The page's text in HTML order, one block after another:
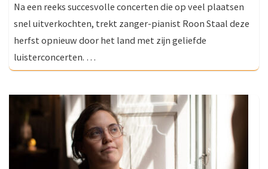
Na een reeks succesvolle concerten die op veel plaatsen
snel uitverkochten, trekt zanger-pianist Roon Staal deze
herfst opnieuw door het land met zijn geliefde
luisterconcerten. …